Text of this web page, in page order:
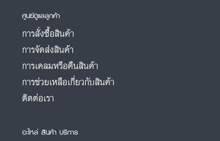
ศูนย์ดูแลลูกค้า
การสั่งซื้อสินค้า
การจัดส่งสินค้า
การเคลมหรือคืนสินค้า
การช่วยเหลือเกี่ยวกับสินค้า
ติดต่อเรา
อะไหล่ สินค้า บริการ